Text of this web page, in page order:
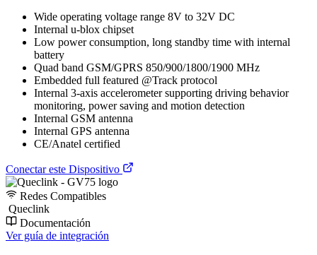
Wide operating voltage range 8V to 32V DC
Internal u-blox chipset
Low power consumption, long standby time with internal
battery
Quad band GSM/GPRS 850/900/1800/1900 MHz
Embedded full featured @Track protocol
Internal 3-axis accelerometer supporting driving behavior
monitoring, power saving and motion detection
Internal GSM antenna
Internal GPS antenna
CE/Anatel certified
Conectar este Dispositivo
Redes Compatibles
Queclink
Documentación
Ver guía de integración